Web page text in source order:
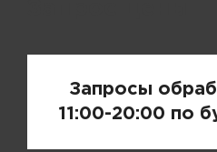
Запросы
11:00-20:00 по